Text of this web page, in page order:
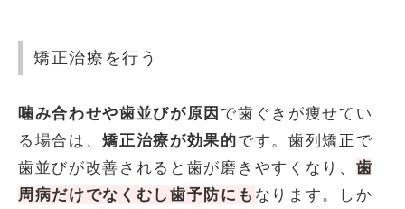
矯正治療を行う
噛み合わせや歯並びが原因 で歯ぐきが痩せてい
る場合は、矯正治療が効果的です。歯列矯正で
歯並びが改善されると歯が磨きやすくなり、 歯
周病だけでなくむし歯予防にも なります。しか